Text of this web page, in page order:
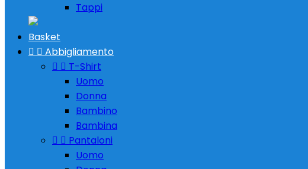
Tappi
Basket
  Abbigliamento
  T-Shirt
Uomo
Donna
Bambino
Bambina
  Pantaloni
Uomo